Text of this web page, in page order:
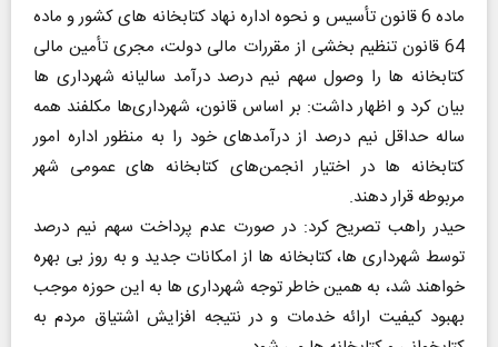
ماده 6 قانون تأسیس و نحوه اداره نهاد کتابخانه های کشور و ماده
64 قانون تنظیم بخشی از مقررات مالی دولت، مجری تأمین مالی
کتابخانه ها را وصول سهم نیم درصد درآمد سالیانه شهرداری ها
بیان کرد و اظهار داشت: بر اساس قانون، شهرداری‌ها مکلفند همه
ساله حداقل نیم درصد از درآمدهای خود را به منظور اداره امور
کتابخانه ها در اختیار انجمن‌های کتابخانه های عمومی شهر
مربوطه قرار دهند.
حیدر راهب تصریح کرد: در صورت عدم پرداخت سهم نیم درصد
توسط شهرداری ها، کتابخانه ها از امکانات جدید و به روز بی بهره
خواهند شد، به همین خاطر توجه شهرداری ها به این حوزه موجب
بهبود کیفیت ارائه خدمات و در نتیجه افزایش اشتیاق مردم به